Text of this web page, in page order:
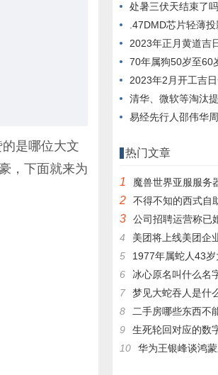
是哪位大文
，下面就来为
处暑三伏天结束了吗？处暑
.47DMD芯片轻薄投影——大眼
2023年正月黄道吉
70年属狗50岁至60岁财运怎
2023年2月开工吉日一览表
清华、微软等淘汰提示工程师？LLM与进化
易经先行人邵伟华周易预测
热门文章
1 魔兽世界亚服服务器人口普查 亚
2 不得不知的西式自助餐用餐礼
3
公司招聘运营称已婚双休未婚单休 求职
4
美团将上线美团企业版 为企
5
1977年属蛇人43岁大难可怕吗
6
冰心原名叫什么名字 老
7
梦见大蛇吞人是什么意思 梦见大蛇
8
二手房哪些东西不能留 二手房
9
生死轮回对应的数字（
10
华为王银峰谈鸿蒙系统：除了